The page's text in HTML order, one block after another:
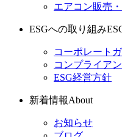
エアコン販売
ESGへの取り組み
コーポレート
コンプライア
ESG経営方針
新着情報About
お知らせ